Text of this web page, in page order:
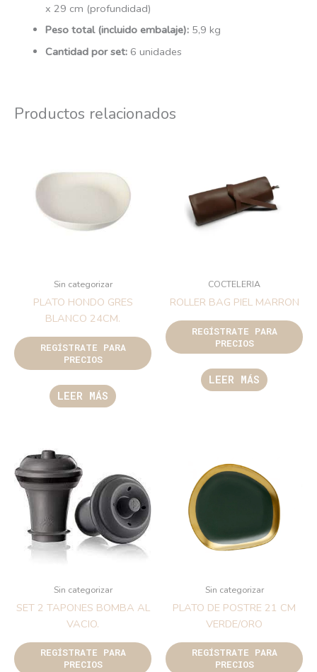
x 29 cm (profundidad)
Peso total (incluido embalaje):5,9 kg
Cantidad por set:6 unidades
Productos relacionados
Sin categorizar
PLATO HONDO GRES
BLANCO 24CM.
REGÍSTRATE PARA
PRECIOS
LEER MÁS
COCTELERIA
ROLLER BAG PIEL MARRON
REGÍSTRATE PARA
PRECIOS
LEER MÁS
Sin categorizar
SET 2 TAPONES BOMBA AL
VACIO.
REGÍSTRATE PARA
PRECIOS
Sin categorizar
PLATO DE POSTRE 21 CM
VERDE/ORO
REGÍSTRATE PARA
PRECIOS